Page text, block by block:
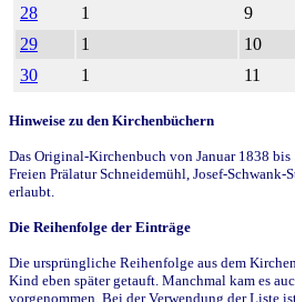
28
1 9
29
1 10
30
1 11
Hinweise zu den Kirchenbüchern
Das Original-Kirchenbuch von Januar 1838
Freien Prälatur Schneidemühl, Josef-
erlaubt.
Die Reihenfolge der Einträge
Die ursprüngliche Reihenfolge aus dem
Kind eben später getauft. Manchmal kam es
vorgenommen. Bei der Verwendung der Liste